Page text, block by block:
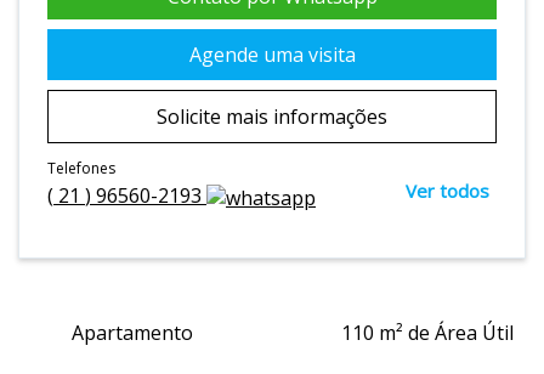
Agende uma visita
Solicite mais informações
Telefones
( 21 ) 96560-2193 Ver todos
Apartamento 110 m² de Área Útil